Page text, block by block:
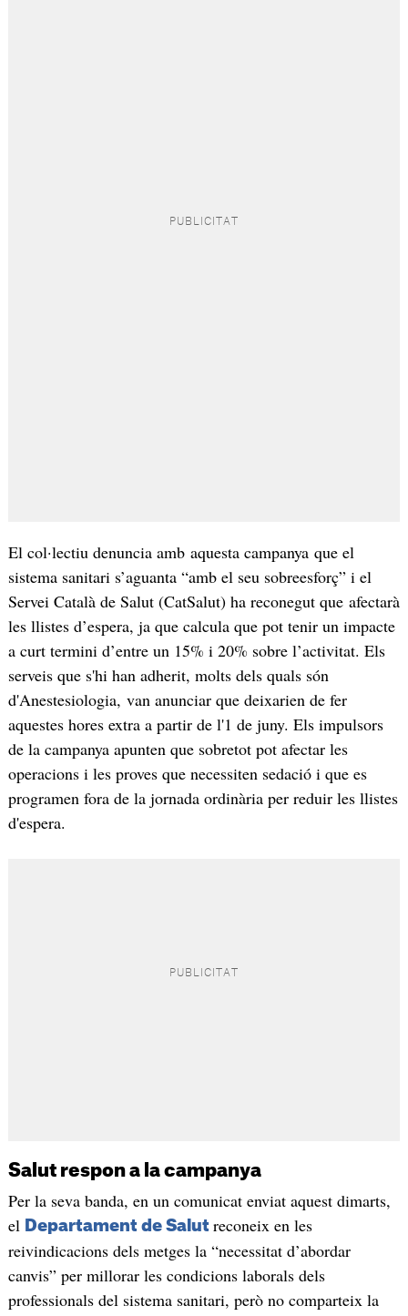
El col·lectiu denuncia amb aquesta campanya que el
sistema sanitari s’aguanta “amb el seu sobreesforç” i el
Servei Català de Salut (CatSalut) ha reconegut que afectarà
les llistes d’espera, ja que calcula que pot tenir un impacte
a curt termini d’entre un 15% i 20% sobre l’activitat. Els
serveis que s'hi han adherit, molts dels quals són
d'Anestesiologia, van anunciar que deixarien de fer
aquestes hores extra a partir de l'1 de juny. Els impulsors
de la campanya apunten que sobretot pot afectar les
operacions i les proves que necessiten sedació i que es
programen fora de la jornada ordinària per reduir les llistes
d'espera.
Salut respon a la campanya
Per la seva banda, en un comunicat enviat aquest dimarts,
el Departament de Salut reconeix en les
reivindicacions dels metges la “necessitat d’abordar
canvis” per millorar les condicions laborals dels
professionals del sistema sanitari, però no comparteix la